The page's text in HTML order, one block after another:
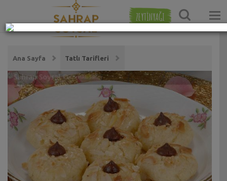
ZEYTİNYAĞI
Ana Sayfa Tatlı Tarifleri